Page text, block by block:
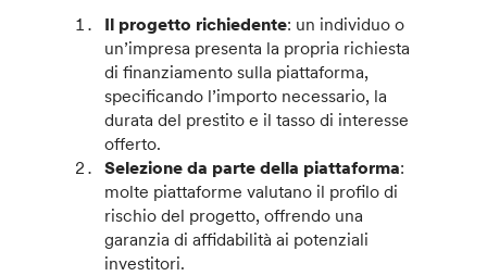
Il progetto richiedente: un individuo o
un’impresa presenta la propria richiesta
di finanziamento sulla piattaforma,
specificando l’importo necessario, la
durata del prestito e il tasso di interesse
offerto.
Selezione da parte della piattaforma:
molte piattaforme valutano il profilo di
rischio del progetto, offrendo una
garanzia di affidabilità ai potenziali
investitori.